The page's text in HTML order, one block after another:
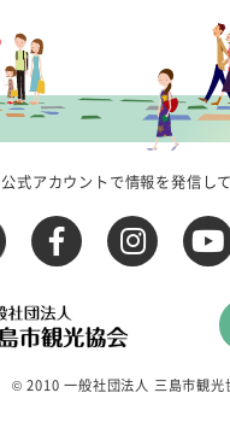
公式アカウントで情報を発信し
© 2010 一般社団法人 三島市観光